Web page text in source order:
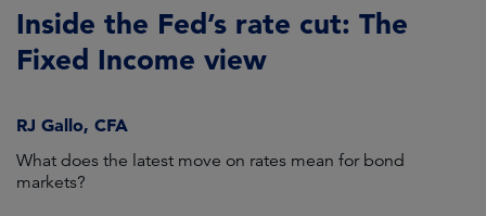
Inside the Fed’s rate cut: The
Fixed Income view
RJ Gallo, CFA
What does the latest move on rates mean for bond
markets?